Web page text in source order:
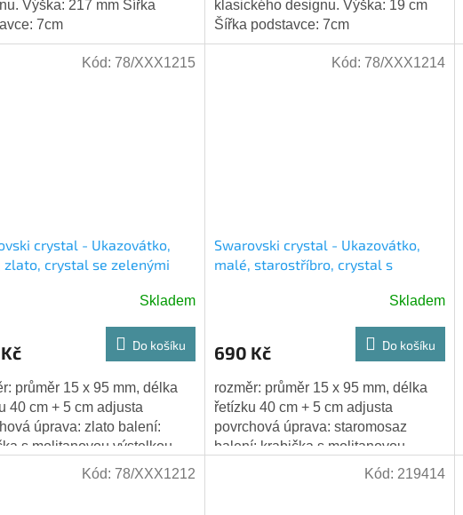
Výška: 217 mm Šířka
7cm
klasického designu. Výška: 19 cm
Šířka podstavce: 7cm
crystal - Ukazovátko,
zlato, crystal se zelenými
Skladem
Do košíku
průměr 15 x 95 mm, délka
40 cm + 5 cm adjusta
úprava: zlato balení:
s molitanovou výstelkou
Kód: 78/XXX1215
Swarovski crystal - Ukazovátko,
malé, starostříbro, crystal s
Skladem
690 Kč Do košíku
rozměr: průměr 15 x 95 mm, délka
řetízku 40 cm + 5 cm adjusta
povrchová úprava: staromosaz
balení: krabička s molitanovou
Kód: 78/XXX1214
Kód: 78/XXX1212 Kód: 219414